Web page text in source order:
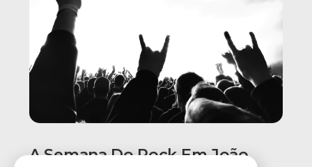
A Semana Do Rock Em João